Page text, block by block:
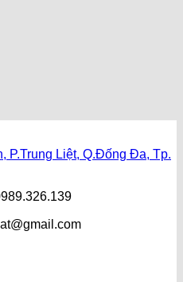
P.Trung Liệt, Q.Đống Đa, Tp.